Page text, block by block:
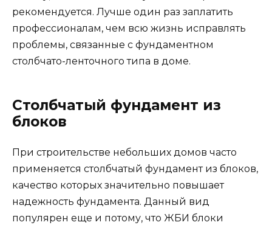
рекомендуется. Лучше один раз заплатить
профессионалам, чем всю жизнь исправлять
проблемы, связанные с фундаментном
столбчато-ленточного типа в доме.
Столбчатый фундамент из
блоков
При строительстве небольших домов часто
применяется столбчатый фундамент из блоков,
качество которых значительно повышает
надежность фундамента. Данный вид
популярен еще и потому, что ЖБИ блоки